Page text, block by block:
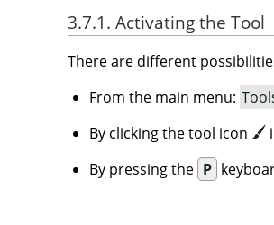
3.7.1. Activating the Tool
There are different
From the main menu:
By clicking the tool icon
By pressing the P